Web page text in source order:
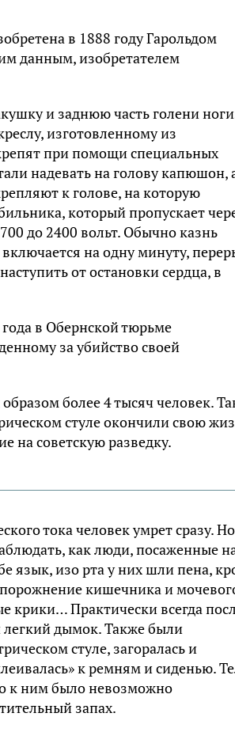
в 1888 году Гарольдом
данным, изобретателем
и заднюю часть голени
изготовленному из
при помощи специальных
надевать на голову капюшон,
к голове, на которую
который пропускает
до 2400 вольт. Обычно казнь
на одну минуту,
от остановки сердца, в
в Обернской тюрьме
за убийство своей
более 4 тысяч человек.
стуле окончили свою
на советскую разведку.
тока человек умрет сразу. Но
как люди, посаженные
язык, изо рта у них шли пена,
кишечника и
крики… Практически всегда
легкий дымок. Также были
стуле, загоралась и
к ремням и сиденью.
к ним было невозможно
запах.